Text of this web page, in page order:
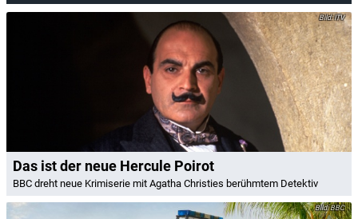
ITV
Das ist der neue Hercule Poirot
BBC dreht neue Krimiserie mit Agatha Christies berühmtem Detektiv
BBC